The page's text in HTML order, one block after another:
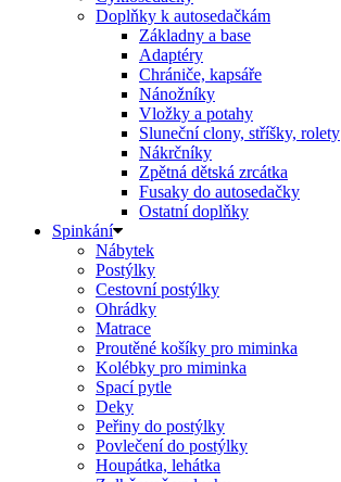
Doplňky k autosedačkám
Základny a base
Adaptéry
Chrániče, kapsáře
Nánožníky
Vložky a potahy
Sluneční clony, stříšky, rolety
Nákrčníky
Zpětná dětská zrcátka
Fusaky do autosedačky
Ostatní doplňky
Spinkání
Nábytek
Postýlky
Cestovní postýlky
Ohrádky
Matrace
Proutěné košíky pro miminka
Kolébky pro miminka
Spací pytle
Deky
Peřiny do postýlky
Povlečení do postýlky
Houpátka, lehátka